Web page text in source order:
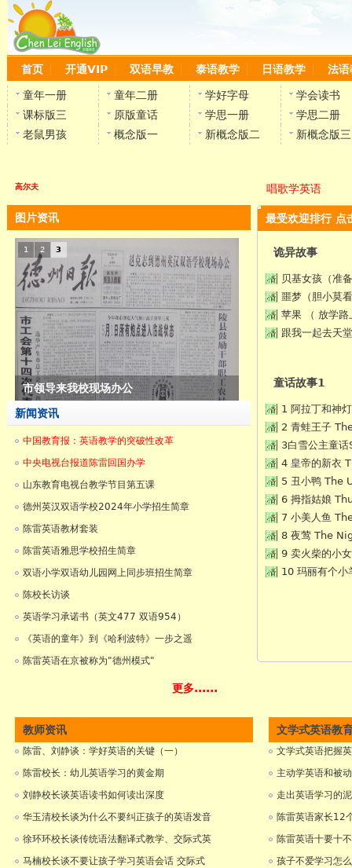
首页 开通VIP 双语早教 泰语教学 日语教学 法语
童年一册 童年二册 学好字母
学会读书
课标版三
原版童话 学思一册
学思二册
老鼠男孩
概念版一 新概念版二 新概念版三
高尔夫 唱歌学英语
图片资讯
陈雷英语在京被称为"德州模式"
1 2 3
新闻资讯
中国教育报：英语教学的突破性改革
中央电视台报道陈雷回国办学
山东教育电视台教学节目第五课
德州英汉双语学校2024年小学招生简章
陈雷英语教材套装
陈雷英语雅思学校招生简章
双语小学双语幼儿园网上同步班招生简章
陈校长访谈
英语学习承诺书（英文477 双语954）
《英语的童年》到《哈利波特》一步之遥
陈雷英语在京被称为"德州模式"
更多......
最受欢迎排行 点
诡异故事
贝基女孩（准
噩梦（胆小莫
苹果 （ 放学路
跟我一起去天
童话故事1
1 阿拉丁和神
2 青蛙王子
3白雪公主童
4 皇帝的新衣
5 丑小鸭 The
6 拇指姑娘
7 小美人鱼
8 夜莺 The
9 卖火柴的小
10 玛丽有个
教师资讯
陈雷、刘静谈：学好英语的关键（一）
陈雷校长：幼儿英语学习的黄金期
刘静校长谈英语读书如何读出深度
华玉清校长谈为什么不要纠正孩子的英语发音
徐环环校长谈传统语法翻译式教学、交际式英
马楠校长谈不要让孩子学习英语会话 交际式
文学式英语教
文学式英语把握
主动学英语和被
走出英语学习的
陈雷英语家长12
陈雷英语十要十
孩子不爱学习怎